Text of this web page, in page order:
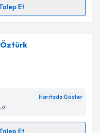
ilişkin
verilerimin belirtilen
Gönder
Et
takvimi talebi
almanız için bir
ile bilgilendireceğiz.
ilişkin
Öztürk
Haritada Göster
9
Et